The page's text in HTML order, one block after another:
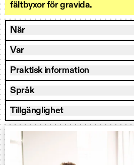
fältbyxor för gravida.
När
Var
Praktisk information
Språk
Tillgänglighet